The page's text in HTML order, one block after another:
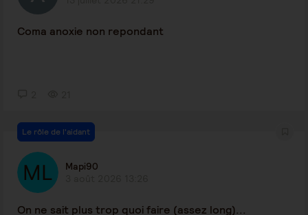
Coma anoxie non repondant
Le rôle de l'aidant
Mapi90
On ne sait plus trop quoi faire (assez long)...